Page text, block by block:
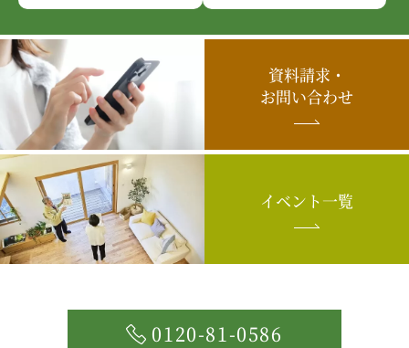
資料請求・
お問い合わせ
イベント一覧
0120-81-0586